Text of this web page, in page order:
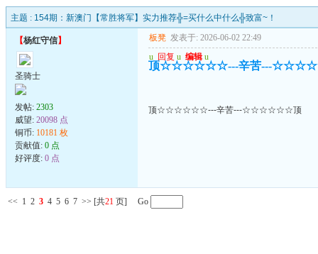
主题 : 154期：新澳门【常胜将军】实力推荐╬=买什么中什么╬致富~！
【杨红守信】
圣骑士
发帖: 2303
威望: 20098 点
铜币: 10181 枚
贡献值: 0 点
好评度: 0 点
板凳 发表于: 2026-06-02 22:49
u 回复 u 编辑 u
顶☆☆☆☆☆☆---辛苦---
顶☆☆☆☆☆☆---辛苦---☆☆☆☆☆☆顶
<< 1 2 3 4 5 6 7 >> [共21 页] Go